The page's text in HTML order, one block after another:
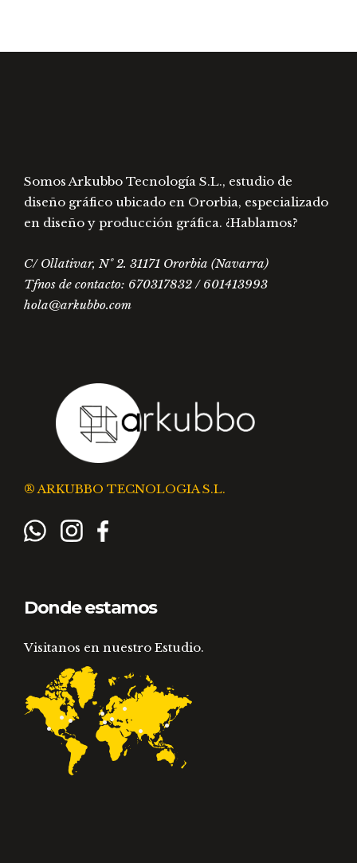
Somos Arkubbo Tecnología S.L., estudio de
diseño gráfico ubicado en Ororbia, especializado
en diseño y producción gráfica. ¿Hablamos?
C/ Ollativar, Nº 2. 31171 Ororbia (Navarra)
Tfnos de contacto: 670317832 / 601413993
hola@arkubbo.com
® ARKUBBO TECNOLOGIA S.L.
Donde estamos
Visitanos en nuestro Estudio.